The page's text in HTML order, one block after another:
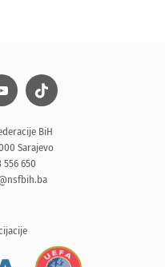
BiH
Sarajevo
556 650